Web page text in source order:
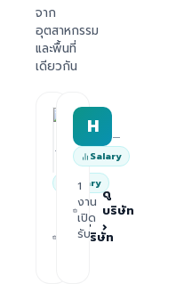
จาก
อุตสาหกรรม
และพื้นที่
เดียวกัน
AiROVA AI Consultant
—
Salary
ดู
บริษัท
H —
Salary
1
งาน
เปิด
รับ
ดู
บริษัท
›